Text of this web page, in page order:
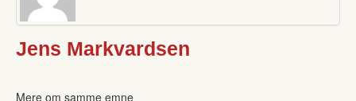
Jens Markvardsen
Mere om samme emne